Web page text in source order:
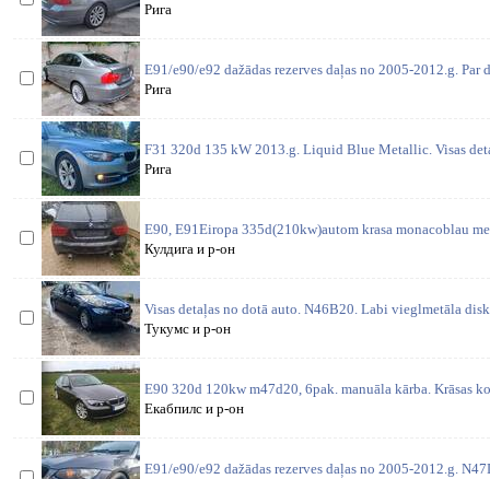
Рига
E91/e90/e92 dažādas rezerves daļas no 2005-2012.g. Par
Рига
F31 320d 135 kW 2013.g. Liquid Blue Metallic. Visas
Рига
E90, E91Eiropa 335d(210kw)autom krasa monacoblau
Кулдига и р-он
Visas detaļas no dotā auto. N46B20. Labi vieglmetāla
Тукумс и р-он
E90 320d 120kw m47d20, 6pak. manuāla kārba. Krāsas
Екабпилс и р-он
E91/e90/e92 dažādas rezerves daļas no 2005-2012.g.